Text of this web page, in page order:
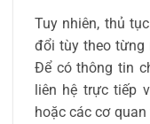
Tuy nhiên, thủ
đổi tùy theo từng
Để có thông tin
liên hệ trực tiếp
hoặc các cơ